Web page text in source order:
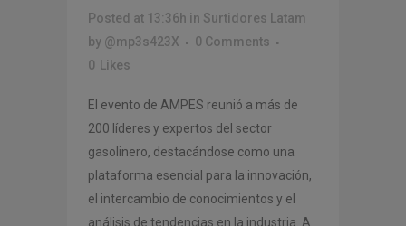
Posted at 13:36h in Surtidores Latam
by @mp3s423X
0 Comments
0 Likes
El evento de AMPES reunió a más de
200 líderes y expertos del sector
gasolinero, destacándose como una
plataforma esencial para la innovación,
el intercambio de conocimientos y el
análisis de tendencias en la industria. A